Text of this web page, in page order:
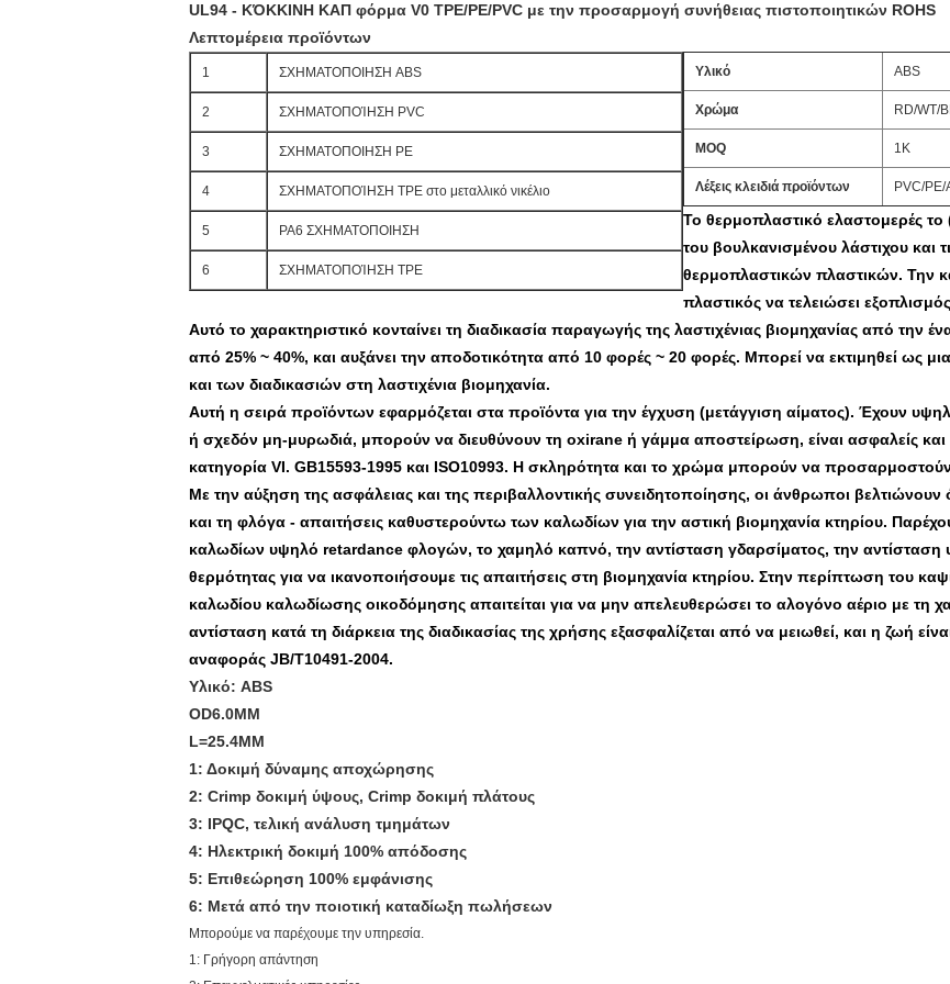
UL94 - ΚΌΚΚΙΝΗ ΚΑΠ φόρμα V0 TPE/PE/PVC με την προσαρμογή συνήθειας πιστοποιητικών ROHS
Λεπτομέρεια προϊόντων
1 ΣΧΗΜΑΤΟΠΟΙΗΣΗ ABS
2 ΣΧΗΜΑΤΟΠΟΊΗΣΗ PVC
3 ΣΧΗΜΑΤΟΠΟΙΗΣΗ PE
4 ΣΧΗΜΑΤΟΠΟΊΗΣΗ TPE στο μεταλλικό νικέλιο
5 PA6 ΣΧΗΜΑΤΟΠΟΙΗΣΗ
6 ΣΧΗΜΑΤΟΠΟΊΗΣΗ TPE
Υλικό ABS
Χρώμα RD/WT/
MOQ 1K
Λέξεις κλειδιά προϊόντων PVC/PE/
Το θερμοπλαστικό ελαστομερές το
του βουλκανισμένου λάστιχου και
θερμοπλαστικών πλαστικών. Την
πλαστικός να τελειώσει
Αυτό το χαρακτηριστικό κονταίνει τη διαδικασία παραγωγής της λαστιχένιας βιομηχανίας από την
από 25% ~ 40%, και αυξάνει την αποδοτικότητα από 10 φορές ~ 20 φορές. Μπορεί να εκτιμηθεί ως
και των διαδικασιών στη λαστιχένια βιομηχανία.
Αυτή η σειρά προϊόντων εφαρμόζεται στα προϊόντα για την έγχυση (μετάγγιση αίματος). Έχουν
ή σχεδόν μη-μυρωδιά, μπορούν να διευθύνουν τη oxirane ή γάμμα αποστείρωση, είναι ασφαλείς και
κατηγορία VI. GB15593-1995 και ISO10993. Η σκληρότητα και το χρώμα μπορούν να
Με την αύξηση της ασφάλειας και της περιβαλλοντικής συνειδητοποίησης, οι άνθρωποι
και τη φλόγα - απαιτήσεις καθυστερούντω των καλωδίων για την αστική βιομηχανία κτηρίου.
καλωδίων υψηλό retardance φλογών, το χαμηλό καπνό, την αντίσταση γδαρσίματος, την αντίσταση
θερμότητας για να ικανοποιήσουμε τις απαιτήσεις στη βιομηχανία κτηρίου. Στην περίπτωση του
καλωδίου καλωδίωσης οικοδόμησης απαιτείται για να μην απελευθερώσει το αλογόνο αέριο με
αντίσταση κατά τη διάρκεια της διαδικασίας της χρήσης εξασφαλίζεται από να μειωθεί, και η ζωή
αναφοράς JB/T10491-2004.
Υλικό: ABS
OD6.0MM
L=25.4MM
1: Δοκιμή δύναμης αποχώρησης
2: Crimp δοκιμή ύψους, Crimp δοκιμή πλάτους
3: IPQC, τελική ανάλυση τμημάτων
4: Ηλεκτρική δοκιμή 100% απόδοσης
5: Επιθεώρηση 100% εμφάνισης
6: Μετά από την ποιοτική καταδίωξη πωλήσεων
Μπορούμε να παρέχουμε την υπηρεσία.
1: Γρήγορη απάντηση